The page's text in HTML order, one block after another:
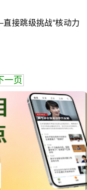
接跳级挑战“核动力
下一页